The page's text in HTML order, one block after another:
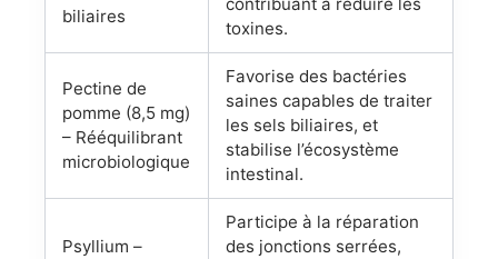
biliaires
toxines.
Pectine de
pomme (8,5 mg)
– Rééquilibrant
microbiologique
Favorise des bactéries
saines capables de traiter
les sels biliaires, et
stabilise l’écosystème
intestinal.
Psyllium –
Participe à la réparation
des jonctions serrées,